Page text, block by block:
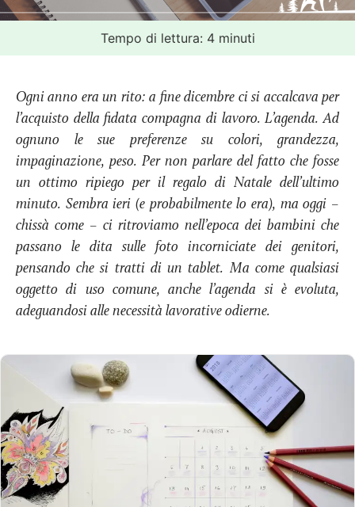
Tempo di lettura: 4 minuti
Ogni anno era un rito: a fine dicembre ci si accalcava per
l’acquisto della fidata compagna di lavoro. L’agenda. Ad
ognuno le sue preferenze su colori, grandezza,
impaginazione, peso. Per non parlare del fatto che fosse
un ottimo ripiego per il regalo di Natale dell’ultimo
minuto. Sembra ieri (e probabilmente lo era), ma oggi –
chissà come – ci ritroviamo nell’epoca dei bambini che
passano le dita sulle foto incorniciate dei genitori,
pensando che si tratti di un tablet. Ma come qualsiasi
oggetto di uso comune, anche l’agenda si è evoluta,
adeguandosi alle necessità lavorative odierne.